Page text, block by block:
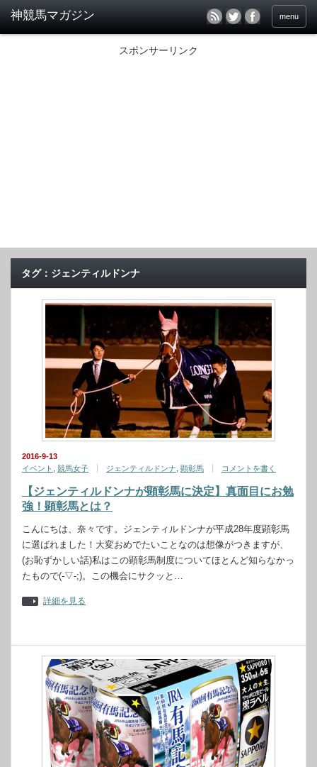
menu
スポンサーリンク
タグ：ジェンティルドンナ
2016-9-13
イベント
競馬女子 ジェンティルドンナ 顕彰馬 コメントを書く
【ジェンティルドンナが顕彰馬に決定】真面目にお勉
強！顕彰馬とは？
こんにちは、奈々です。ジェンティルドンナが平成28年度顕彰馬
に選ばれました！大変おめでたいことなのは想像がつきますが、
(お恥ずかしい話)私はこの顕彰馬制度についてほとんど知らなかっ
たもので(‐▽‐;)。この機会にサクッと…
詳細を見る